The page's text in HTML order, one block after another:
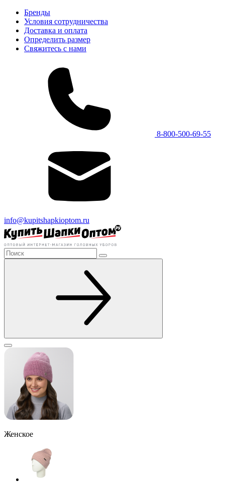
Бренды
Условия сотрудничества
Доставка и оплата
Определить размер
Свяжитесь с нами
8-800-500-69-55
info@kupitshapkioptom.ru
Женское